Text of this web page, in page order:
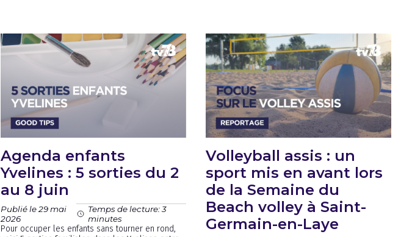
Agenda enfants
Yvelines : 5 sorties du 2
au 8 juin
Publié le 29 mai
2026
Temps de lecture: 3
minutes
Pour occuper les enfants sans tourner en rond,
Volleyball assis : un
sport mis en avant lors
de la Semaine du
Beach volley à Saint-
Germain-en-Laye